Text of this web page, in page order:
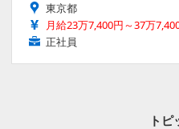
東京都
月給23万7,400円～37万
正社員
トピ